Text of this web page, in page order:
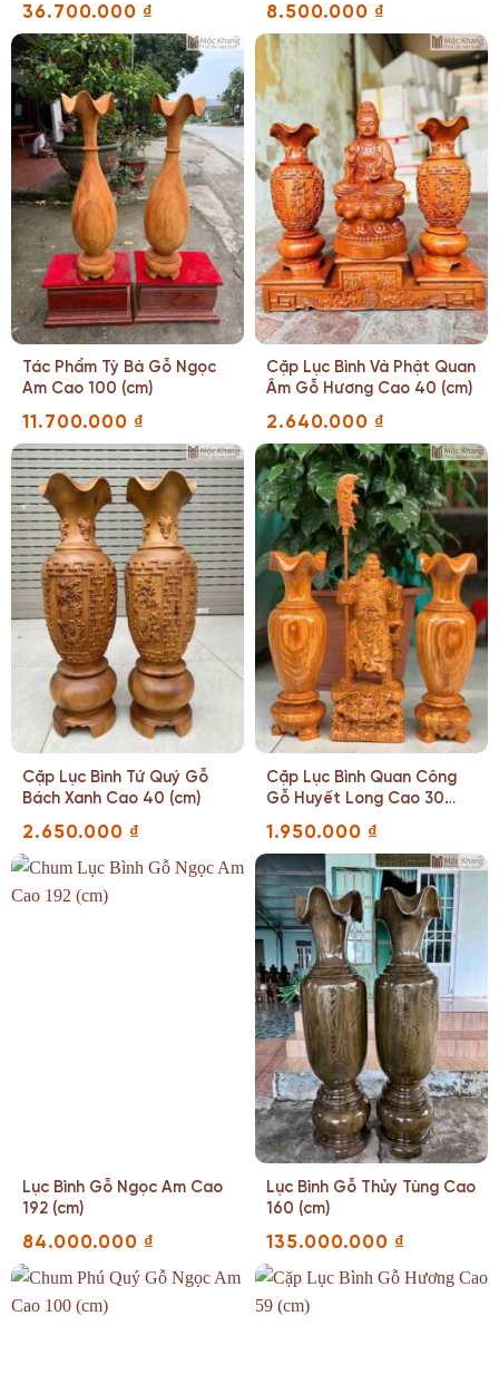
36.700.000 ₫ 8.500.000 ₫
Tác Phẩm Tỳ Bà Gỗ Ngọc
Am Cao 100 (cm)
11.700.000 ₫
Cặp Lục Bình Và Phật Quan
Âm Gỗ Hương Cao 40 (cm)
2.640.000 ₫
Cặp Lục Bình Tứ Quý Gỗ
Bách Xanh Cao 40 (cm)
2.650.000 ₫
Cặp Lục Bình Quan Công
Gỗ Huyết Long Cao 30
(cm)
1.950.000 ₫
Lục Bình Gỗ Ngọc Am Cao
192 (cm)
84.000.000 ₫
Lục Bình Gỗ Thủy Tùng Cao
160 (cm)
135.000.000 ₫